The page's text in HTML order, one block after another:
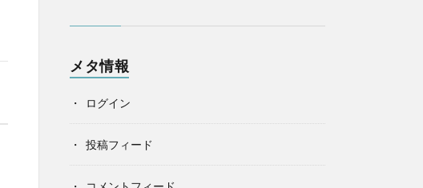
メタ情報
ログイン
投稿フィード